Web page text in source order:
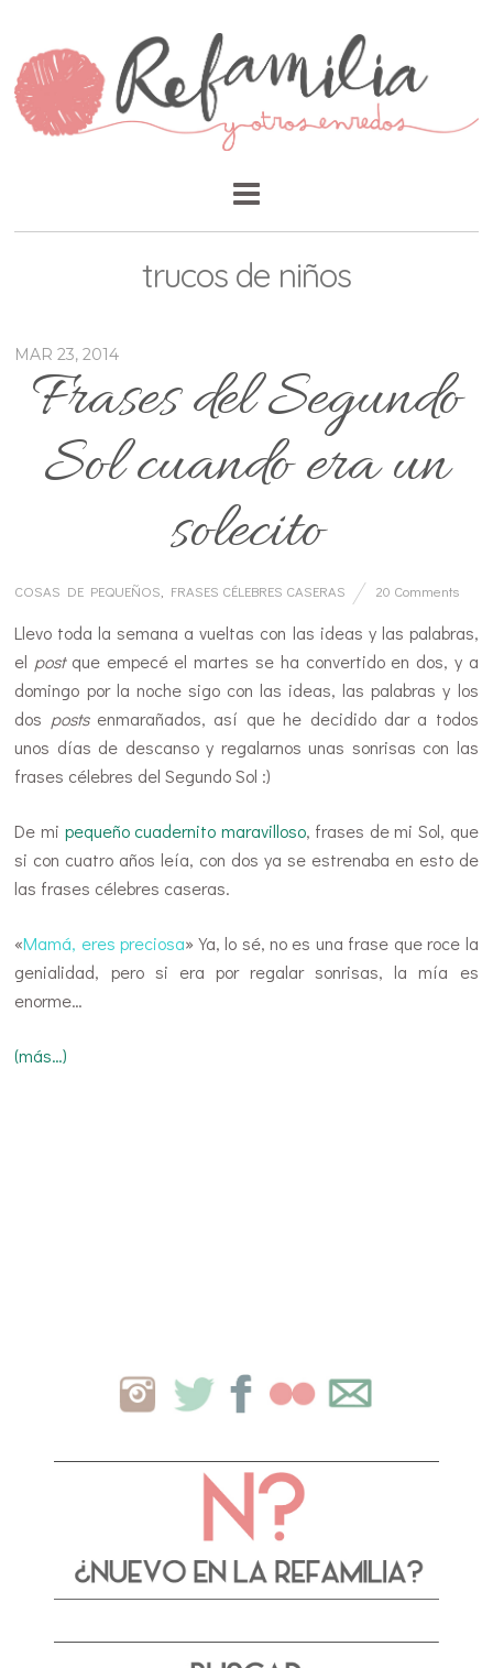
trucos de niños
MAR 23, 2014
Frases del Segundo
Sol cuando era un
solecito
COSAS DE PEQUEÑOS FRASES CÉLEBRES CASERAS 20 Comments
Llevo toda la semana a vueltas con las ideas y las palabras,
el postque empecé el martes se ha convertido en dos, y a
domingo por la noche sigo con las ideas, las palabras y los
dos postsenmarañados, así que he decidido dar a todos
unos días de descanso y regalarnos unas sonrisas con las
frases célebres del Segundo Sol :)
De mi pequeño cuadernito maravilloso, frases de mi Sol, que
si con cuatro años leía, con dos ya se estrenaba en esto de
las frases célebres caseras.
«Mamá, eres preciosa» Ya, lo sé, no es una frase que roce la
genialidad, pero si era por regalar sonrisas, la mía es
enorme…
(más…)